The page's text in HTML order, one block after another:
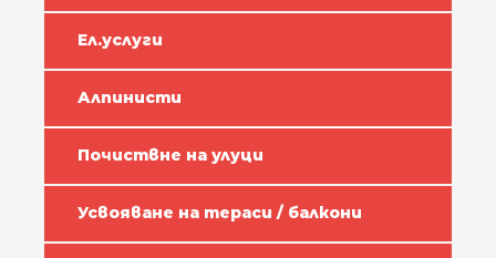
Ел.услуги
Алпинисти
Почиствне на улуци
Усвояване на тераси / балкони